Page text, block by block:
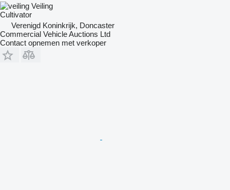
Veiling
Cultivator
Verenigd Koninkrijk, Doncaster
Commercial Vehicle Auctions Ltd
Contact opnemen met verkoper